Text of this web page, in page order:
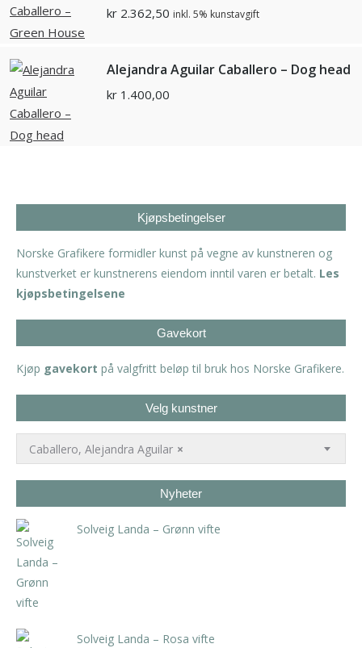
kr 2.362,50 inkl. 5% kunstavgift
Alejandra Aguilar Caballero – Dog head
kr 1.400,00
Kjøpsbetingelser
Norske Grafikere formidler kunst på vegne av kunstneren og
kunstverket er kunstnerens eiendom inntil varen er betalt. Les
kjøpsbetingelsene
Gavekort
Kjøp gavekort på valgfritt beløp til bruk hos Norske Grafikere.
Velg kunstner
×
Caballero, Alejandra Aguilar
Nyheter
Solveig Landa – Grønn vifte
Solveig Landa – Rosa vifte